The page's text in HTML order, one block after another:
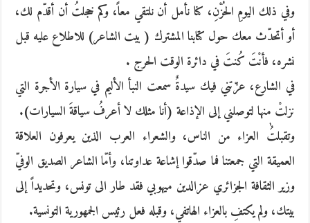
وفي ذلك اليومِ الحُزْنِ، كنا نأمل أن نلتقي معاً، وكم خجلتُ أن أقدّم لك،
أو أتحدّث معك حول كتابنا المشترك ( بيت الشاعر) للاطلاع عليه قبل
نشره، فأنْتَ كُنتَ في دائرة الوقت الحرج .
في الشارع، عزّتني فيك سيدةٌ سمعت النبأ الأليم في سيارة الأجرة التي
نزلتْ منها لتوصلني إلى الإذاعة (أنا مثلك لا أعرفُ سياقةَ السيارات).
وتقبلتُٰ العزاء من الناس، والشعراء العرب الذين يعرفون العلاقة
العميقة التي جمعتنا فما صدّقوا إشاعة عداوتنا، وأمّا الشاعر الصديق الوفيّ
وزير الثقافة الجزائري عزالدين ميهوبي فقد طار الى تونس، وتحديداً إلى
بيتك، ولم يكتفِ بالعزاء الهاتفي، وقبله فعل رئيس الجمهورية التونسية.